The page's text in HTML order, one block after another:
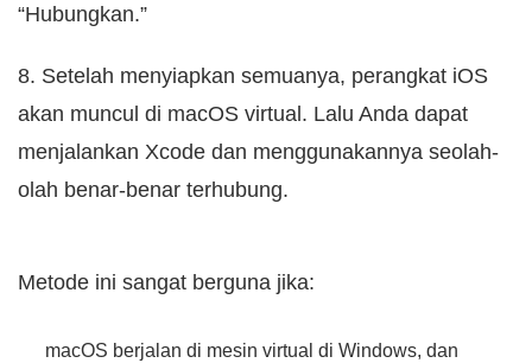
“Hubungkan.”
8. Setelah menyiapkan semuanya, perangkat iOS
akan muncul di macOS virtual. Lalu Anda dapat
menjalankan Xcode dan menggunakannya seolah-
olah benar-benar terhubung.
Metode ini sangat berguna jika:
macOS berjalan di mesin virtual di Windows, dan